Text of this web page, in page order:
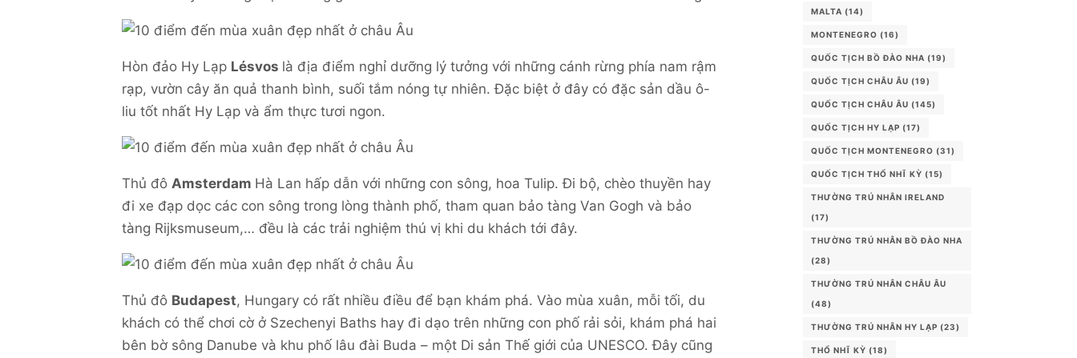
Hòn đảo Hy Lạp Lésvos là địa điểm nghỉ dưỡng lý tưởng với những cánh rừng phía nam rậm
rạp, vườn cây ăn quả thanh bình, suối tắm nóng tự nhiên. Đặc biệt ở đây có đặc sản dầu ô-
liu tốt nhất Hy Lạp và ẩm thực tươi ngon.
Thủ đô Amsterdam Hà Lan hấp dẫn với những con sông, hoa Tulip. Đi bộ, chèo thuyền hay
đi xe đạp dọc các con sông trong lòng thành phố, tham quan bảo tàng Van Gogh và bảo
tàng Rijksmuseum,… đều là các trải nghiệm thú vị khi du khách tới đây.
Thủ đô Budapest, Hungary có rất nhiều điều để bạn khám phá. Vào mùa xuân, mỗi tối, du
khách có thể chơi cờ ở Szechenyi Baths hay đi dạo trên những con phố rải sỏi, khám phá hai
bên bờ sông Danube và khu phố lâu đài Buda – một Di sản Thế giới của UNESCO. Đây cũng
MALTA (14)
MONTENEGRO (16)
QUỐC TỊCH BỒ ĐÀO NHA (19)
QUỐC TỊCH CHÂU ÂU (19)
QUỐC TỊCH CHÂU ÂU (145)
QUỐC TỊCH HY LẠP (17)
QUỐC TỊCH MONTENEGRO (31)
QUỐC TỊCH THỔ NHĨ KỲ (15)
THƯỜNG TRÚ NHÂN IRELAND
(17)
THƯỜNG TRÚ NHÂN BỒ ĐÀO NHA
(28)
THƯỜNG TRÚ NHÂN CHÂU ÂU
(48)
THƯỜNG TRÚ NHÂN HY LẠP (23)
THỔ NHĨ KỲ (18)